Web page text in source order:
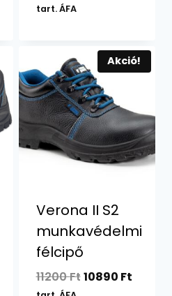
tart. ÁFA
Akció!
Verona II S2
munkavédelmi
félcipő
11200FtOriginal
10890 Ft